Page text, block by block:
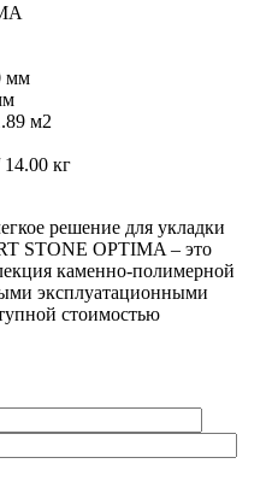
мм
м2
кг
решение для укладки
STONE OPTIMA – это
каменно-полимерной
эксплуатационными
стоимостью